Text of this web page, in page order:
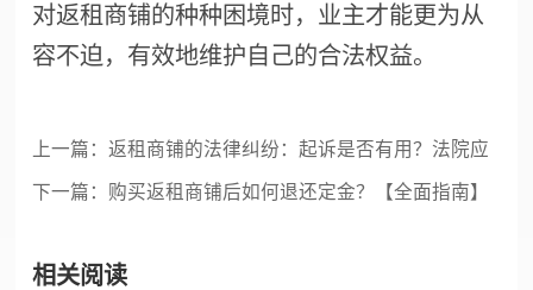
对返租商铺的种种困境时，业主才能更为从
容不迫，有效地维护自己的合法权益。
上一篇： 返租商铺的法律纠纷：起诉是否有用？法院应
该如何处理？
下一篇： 购买返租商铺后如何退还定金？【全面指南】
相关阅读